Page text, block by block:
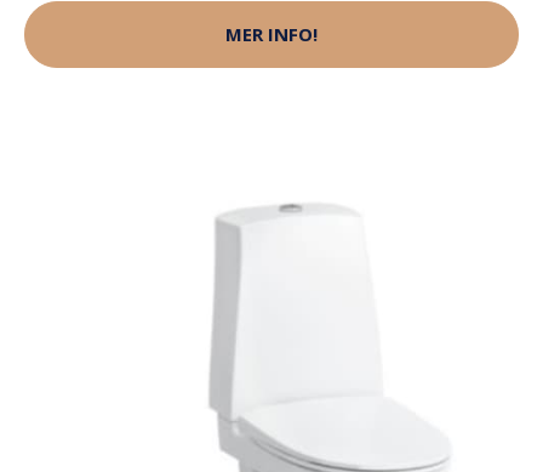
MER INFO!